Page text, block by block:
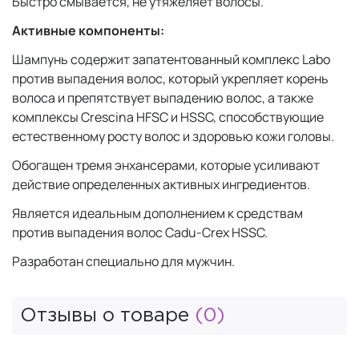
Активные компоненты:
Шампунь содержит запатентованный комплекс Labo
против выпадения волос, который укрепляет корень
волоса и препятствует выпадению волос, а также
комплексы Crescina HFSC и HSSC, способствующие
естественному росту волос и здоровью кожи головы.
Обогащен тремя энхансерами, которые усиливают
действие определенных активных ингредиентов.
Является идеальным дополнением к средствам
против выпадения волос Cadu-Crex HSSC.
Разработан специально для мужчин.
Отзывы о товаре (0)